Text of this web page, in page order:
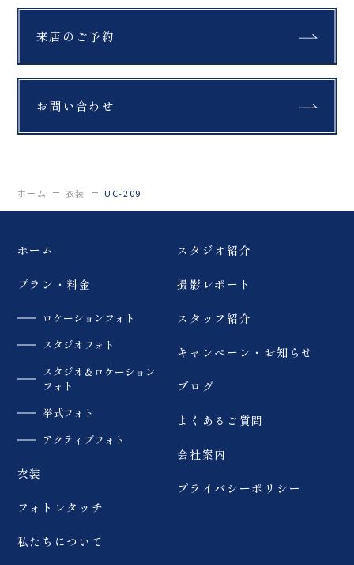
来店のご予約
お問い合わせ
ホーム 衣装 UC-209
ホーム
プラン・料金
ロケーションフォト
スタジオフォト
スタジオ＆ロケーション
フォト
挙式フォト
アクティブフォト
衣装
フォトレタッチ
私たちについて
スタジオ紹介
撮影レポート
スタッフ紹介
キャンペーン・お知らせ
ブログ
よくあるご質問
会社案内
プライバシーポリシー